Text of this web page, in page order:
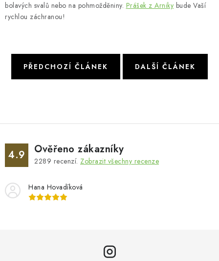
bolavých svalů nebo na pohmožděniny. Prášek z Arniky bude Vaší
rychlou záchranou!
PŘEDCHOZÍ ČLÁNEK DALŠÍ ČLÁNEK
4.9 Ověřeno zákazníky
2289 recenzí. Zobrazit všechny recenze
Hana Hovadíková